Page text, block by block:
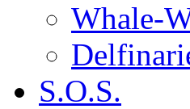
Whale-
S.O.S.